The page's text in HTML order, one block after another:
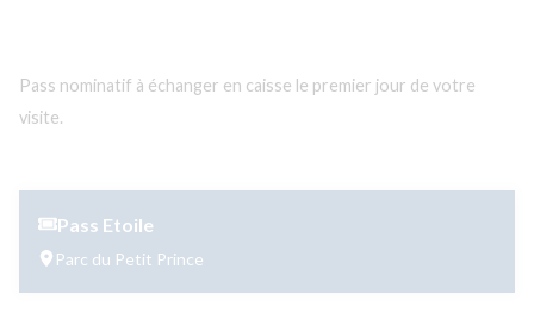
Pass nominatif à échanger en caisse le premier jour de votre
visite.
Pass Etoile
Parc du Petit Prince